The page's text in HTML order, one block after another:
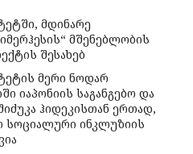
მდინარე
მშენებლობის
შესახებ
მერი ნოდარ
იაპონიის საგანგებო და
ჰიდეკისთან ერთად,
ინკლუზიის